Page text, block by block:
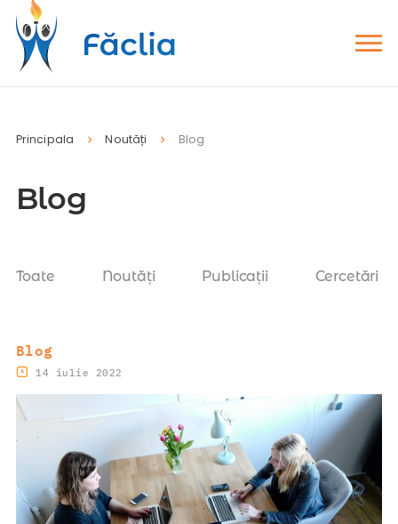
Principala Noutăți Blog
Blog
Toate Noutăți Publicații Cercetări
Blog
14 iulie 2022